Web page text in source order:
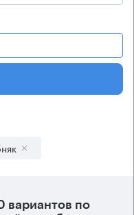
вариантов по